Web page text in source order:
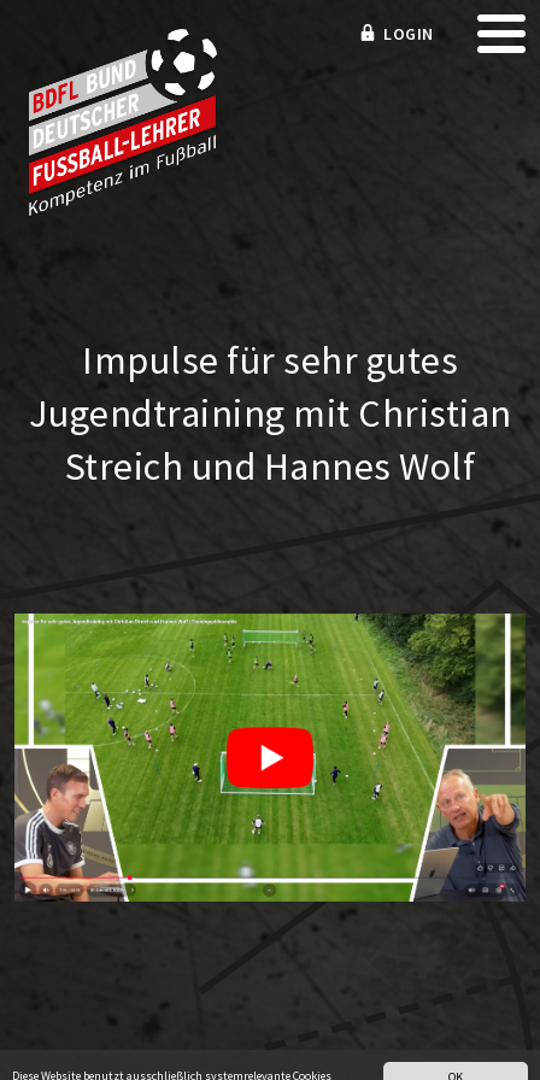
Diese Website benutzt ausschließlich systemrelevante Cookies
LOGIN
Impulse für sehr gutes
Jugendtraining mit Christian
Streich und Hannes Wolf